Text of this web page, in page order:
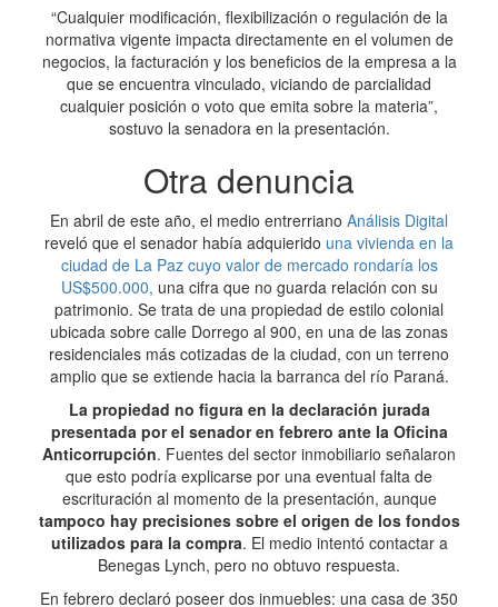
“Cualquier modificación, flexibilización o regulación de la
normativa vigente impacta directamente en el volumen de
negocios, la facturación y los beneficios de la empresa a la
que se encuentra vinculado, viciando de parcialidad
cualquier posición o voto que emita sobre la materia”,
sostuvo la senadora en la presentación.
Otra denuncia
En abril de este año, el medio entrerriano Análisis Digital
reveló que el senador había adquierido una vivienda en la
ciudad de La Paz cuyo valor de mercado rondaría los
US$500.000, una cifra que no guarda relación con su
patrimonio. Se trata de una propiedad de estilo colonial
ubicada sobre calle Dorrego al 900, en una de las zonas
residenciales más cotizadas de la ciudad, con un terreno
amplio que se extiende hacia la barranca del río Paraná.
La propiedad no figura en la declaración jurada
presentada por el senador en febrero ante la Oficina
Anticorrupción. Fuentes del sector inmobiliario señalaron
que esto podría explicarse por una eventual falta de
escrituración al momento de la presentación, aunque
tampoco hay precisiones sobre el origen de los fondos
utilizados para la compra. El medio intentó contactar a
Benegas Lynch, pero no obtuvo respuesta.
En febrero declaró poseer dos inmuebles: una casa de 350